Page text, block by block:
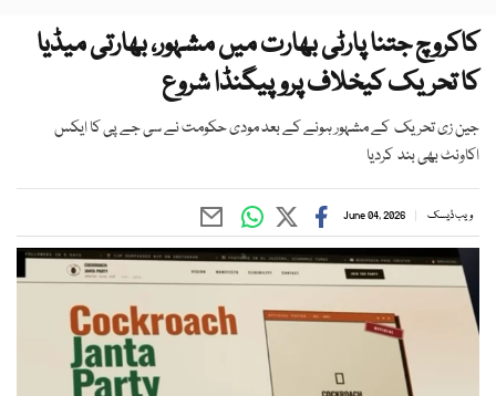
کاکروچ جتنا پارٹی بھارت میں مشہور، بھارتی میڈیا
کا تحریک کیخلاف پروپیگنڈا شروع
جین زی تحریک کے مشہور ہونے کے بعد مودی حکومت نے سی جے پی کا ایکس
اکاونٹ بھی بند کردیا
ویب ڈیسک June 04, 2026